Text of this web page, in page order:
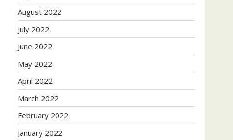
August 2022
July 2022
June 2022
May 2022
April 2022
March 2022
February 2022
January 2022